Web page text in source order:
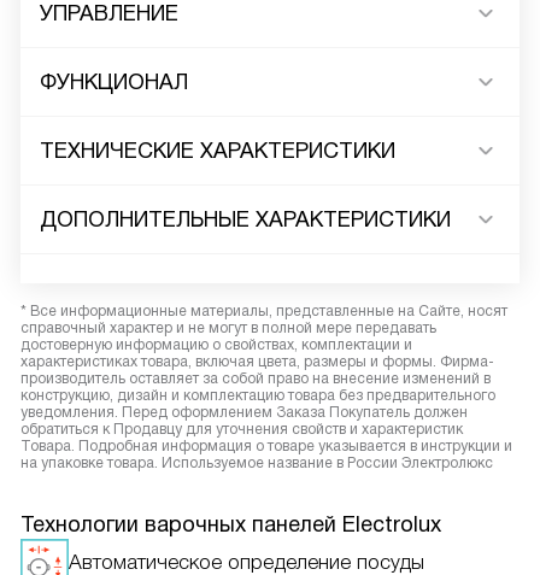
УПРАВЛЕНИЕ
ФУНКЦИОНАЛ
ТЕХНИЧЕСКИЕ ХАРАКТЕРИСТИКИ
ДОПОЛНИТЕЛЬНЫЕ ХАРАКТЕРИСТИКИ
* Все информационные материалы, представленные на Сайте, носят
справочный характер и не могут в полной мере передавать
достоверную информацию о свойствах, комплектации и
характеристиках товара, включая цвета, размеры и формы. Фирма-
производитель оставляет за собой право на внесение изменений в
конструкцию, дизайн и комплектацию товара без предварительного
уведомления. Перед оформлением Заказа Покупатель должен
обратиться к Продавцу для уточнения свойств и характеристик
Товара. Подробная информация о товаре указывается в инструкции и
на упаковке товара. Используемое название в России Электролюкс
Технологии варочных панелей Electrolux
Автоматическое определение посуды